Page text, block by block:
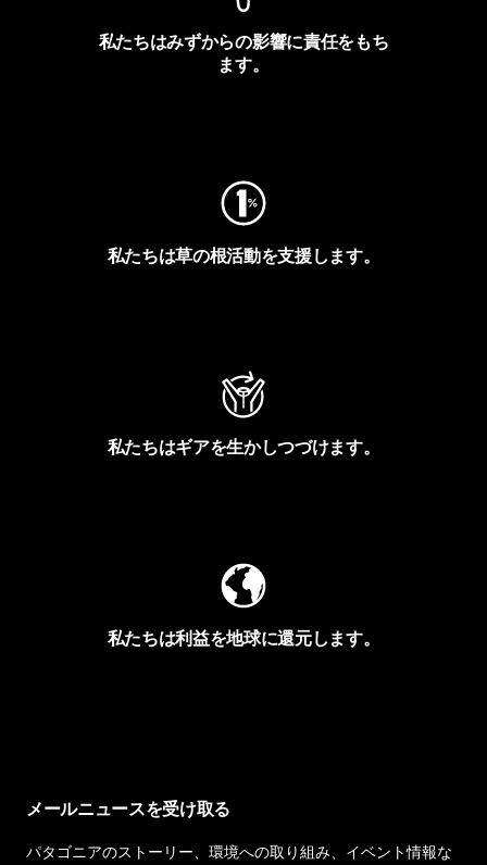
私たちはみずからの影響に責任をもち
ます。
私たちは草の根活動を支援します。
私たちはギアを生かしつづけます。
私たちは利益を地球に還元します。
メールニュースを受け取る
パタゴニアのストーリー、環境への取り組み、イベント情報な